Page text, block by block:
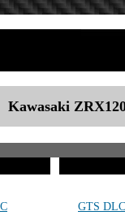
Kawasaki
GTS